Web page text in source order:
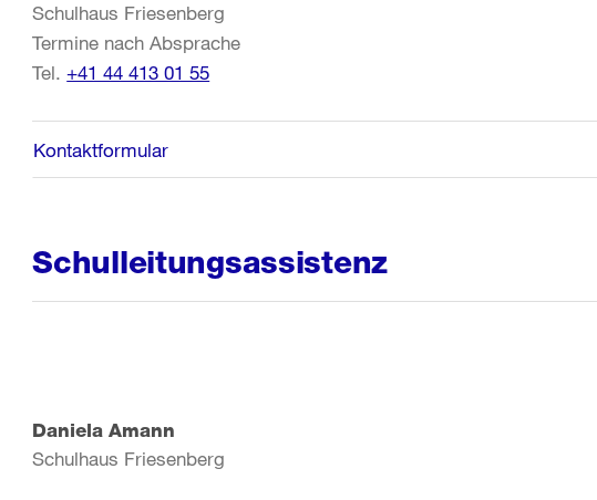
Schulhaus Friesenberg
Termine nach Absprache
Tel.+41 44 413 01 55
Kontaktformular
Schulleitungsassistenz
Daniela Amann
Schulhaus Friesenberg